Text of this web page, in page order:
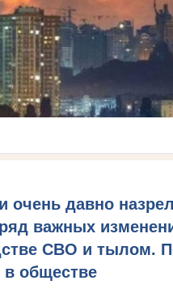
очень давно
важных
СВО и тылом.
в обществе